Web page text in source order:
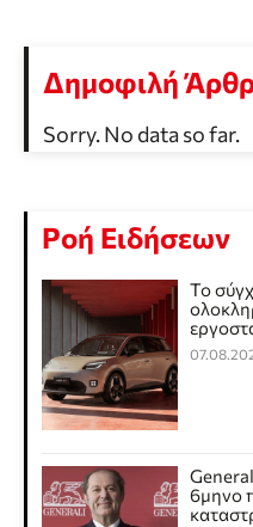
Δημοφιλή
Sorry. No data so far.
Ροή Ειδήσεων
Το
6μηνο